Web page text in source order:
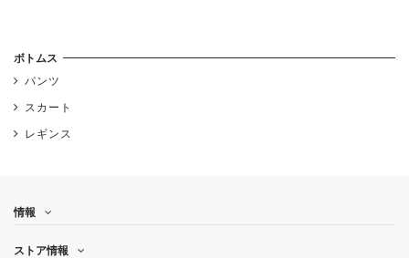
ボトムス
パンツ
スカート
レギンス
情報
ストア情報